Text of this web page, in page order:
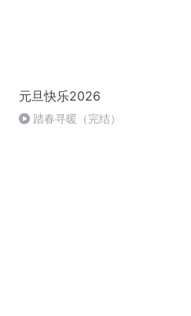
元旦快乐2026
踏春寻暖（完结）